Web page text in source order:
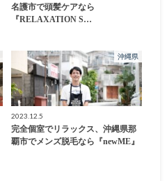
名護市で頭髪ケアなら
『RELAXATION S…
沖縄県
2023.12.5
完全個室でリラックス、沖縄県那
覇市でメンズ脱毛なら『newME』